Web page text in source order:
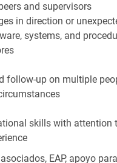
and supervisors
in direction or
systems, and
follow-up on multiple
skills with attention
EAP, apoyo